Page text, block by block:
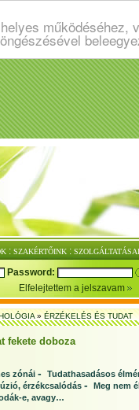
: SZAKÉRTŐINK :
Password:
Elfelejtettem a jelszavam
»ÉRZÉKELÉS ÉS TUDAT
fekete doboza
zónái - Tudathasadásos
érzékcsalódás - Meg nem
e, avagy…